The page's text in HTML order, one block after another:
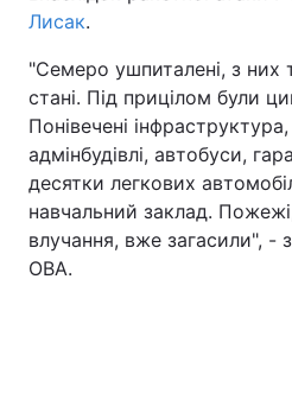
Лисак.
"Семеро ушпиталені, з
стані. Під прицілом були
Понівечені
адмінбудівлі, автобуси,
десятки легкових
навчальний заклад.
влучання, вже загасили", -
ОВА.